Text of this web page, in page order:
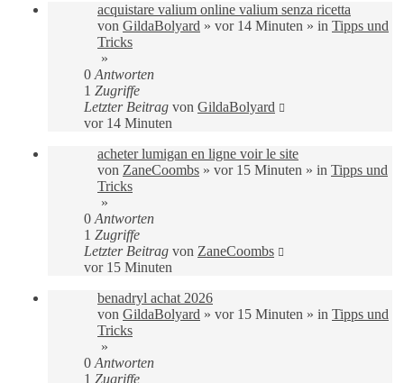
acquistare valium online valium senza ricetta
von GildaBolyard » vor 14 Minuten » in Tipps und
Tricks
»
0 Antworten
1 Zugriffe
Letzter Beitrag von GildaBolyard
vor 14 Minuten
acheter lumigan en ligne voir le site
von ZaneCoombs » vor 15 Minuten » in Tipps und
Tricks
»
0 Antworten
1 Zugriffe
Letzter Beitrag von ZaneCoombs
vor 15 Minuten
benadryl achat 2026
von GildaBolyard » vor 15 Minuten » in Tipps und
Tricks
»
0 Antworten
1 Zugriffe